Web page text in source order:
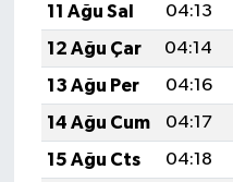
11 Ağu Sal
04:13
12 Ağu Çar
04:14
13 Ağu Per
04:16
14 Ağu Cum
04:17
15 Ağu Cts
04:18